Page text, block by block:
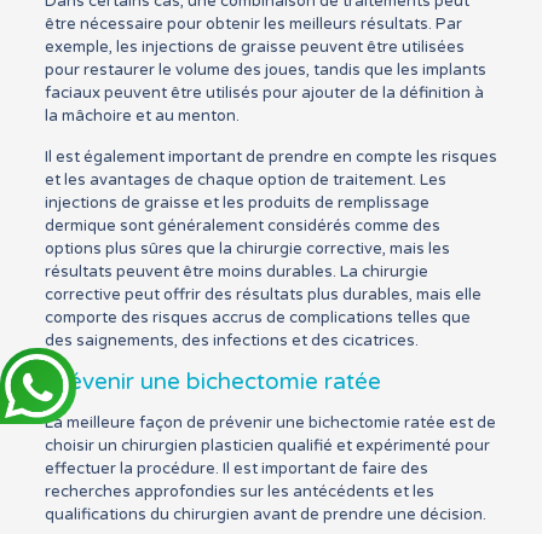
être nécessaire pour obtenir les meilleurs résultats. Par
exemple, les injections de graisse peuvent être utilisées
pour restaurer le volume des joues, tandis que les implants
faciaux peuvent être utilisés pour ajouter de la définition à
la mâchoire et au menton.
Il est également important de prendre en compte les risques
et les avantages de chaque option de traitement. Les
injections de graisse et les produits de remplissage
dermique sont généralement considérés comme des
options plus sûres que la chirurgie corrective, mais les
résultats peuvent être moins durables. La chirurgie
corrective peut offrir des résultats plus durables, mais elle
comporte des risques accrus de complications telles que
des saignements, des infections et des cicatrices.
Prévenir une bichectomie ratée
La meilleure façon de prévenir une bichectomie ratée est de
choisir un chirurgien plasticien qualifié et expérimenté pour
effectuer la procédure. Il est important de faire des
recherches approfondies sur les antécédents et les
qualifications du chirurgien avant de prendre une décision.